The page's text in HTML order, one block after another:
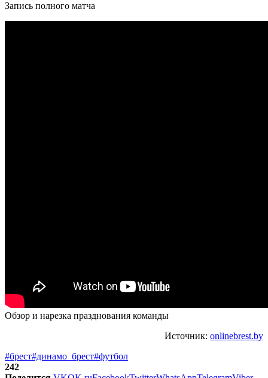
Запись полного матча
Обзор и нарезка празднования команды
Источник: onlinebrest.by
#брест#динамо_брест#футбол
242